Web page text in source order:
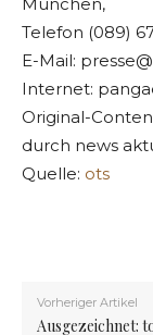
Telefon (089)
E-Mail:
Internet:
Original-
durch news
Quelle: ots
Vorheriger Artikel
Ausgezeichnet: